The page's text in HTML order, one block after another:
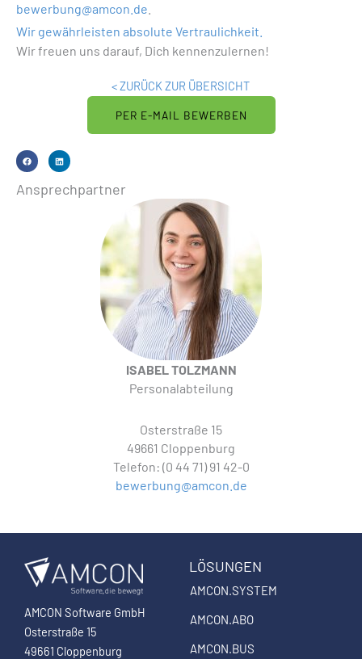
bewerbung@amcon.de
Wir gewährleisten absolute Vertraulichkeit.
Wir freuen uns darauf, Dich kennenzulernen!
< ZURÜCK ZUR ÜBERSICHT
PER E-MAIL BEWERBEN
Ansprechpartner
ISABEL TOLZMANN
Personalabteilung
Osterstraße 15
49661 Cloppenburg
Telefon: (0 44 71) 91 42-0
bewerbung@amcon.de
AMCON Software GmbH
Osterstraße 15
49661 Cloppenburg
LÖSUNGEN
AMCON.SYSTEM
AMCON.ABO
AMCON.BUS